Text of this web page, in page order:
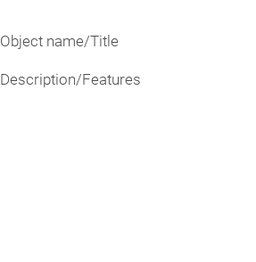
Object name/Title
Description/Features